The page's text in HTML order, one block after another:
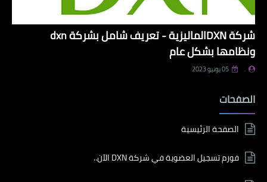
شركة DXNالماليزية - تعريف شامل بشركة dxn
ونظامها بشكل عام
. 05 يونيو 2023
الصفحات
الصفحة الرئيسية
فورم تسجيل العضوية في شركة DXN الآن..